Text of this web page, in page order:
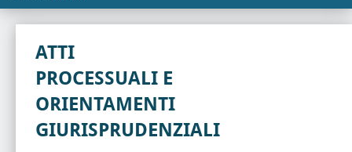
ATTI
PROCESSUALI E
ORIENTAMENTI
GIURISPRUDENZIALI